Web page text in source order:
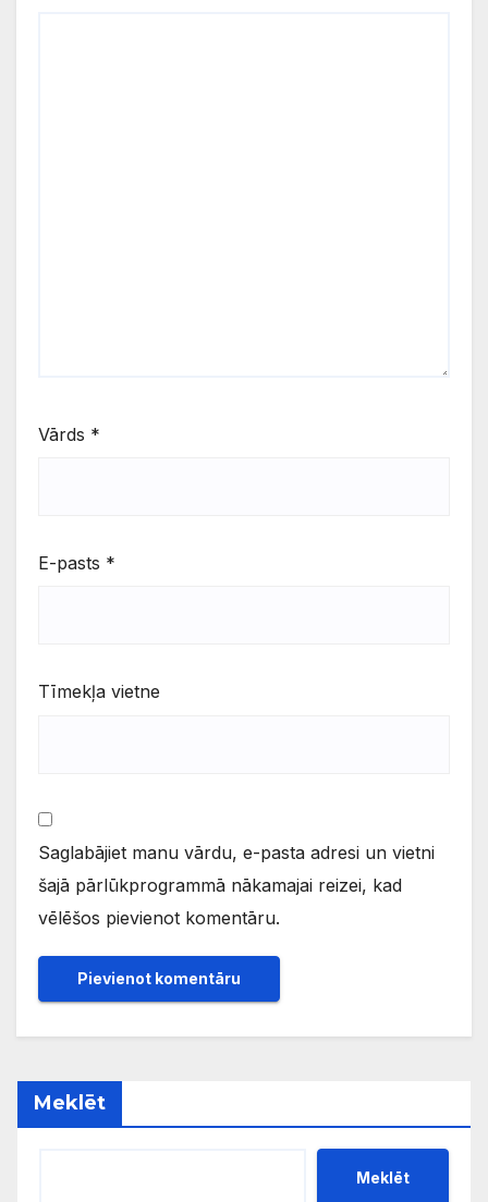
Vārds *
E-pasts *
Tīmekļa vietne
Saglabājiet manu vārdu, e-pasta adresi un vietni
šajā pārlūkprogrammā nākamajai reizei, kad
vēlēšos pievienot komentāru.
Meklēt
Meklēt